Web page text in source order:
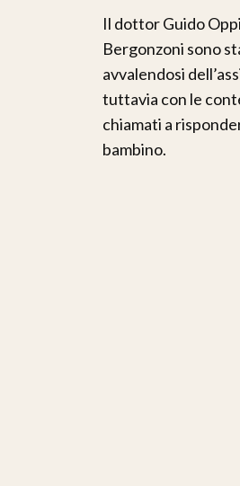
Il dottor Guido
Bergonzoni sono
avvalendosi
tuttavia con le
chiamati a
bambino.